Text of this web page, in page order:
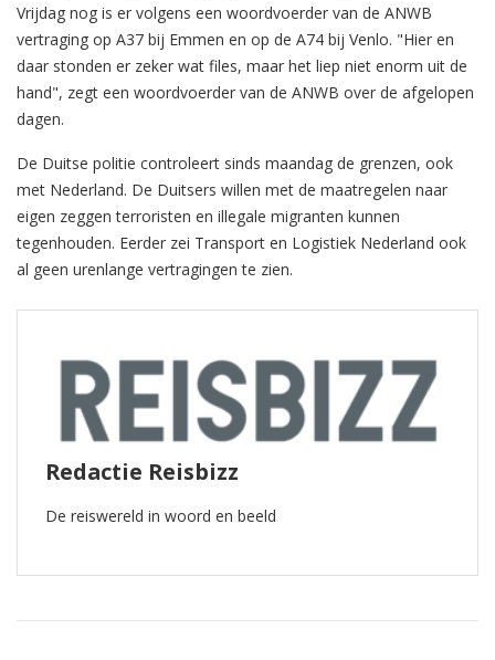
Vrijdag nog is er volgens een woordvoerder van de ANWB
vertraging op A37 bij Emmen en op de A74 bij Venlo. "Hier en
daar stonden er zeker wat files, maar het liep niet enorm uit de
hand", zegt een woordvoerder van de ANWB over de afgelopen
dagen.
De Duitse politie controleert sinds maandag de grenzen, ook
met Nederland. De Duitsers willen met de maatregelen naar
eigen zeggen terroristen en illegale migranten kunnen
tegenhouden. Eerder zei Transport en Logistiek Nederland ook
al geen urenlange vertragingen te zien.
Redactie Reisbizz
De reiswereld in woord en beeld